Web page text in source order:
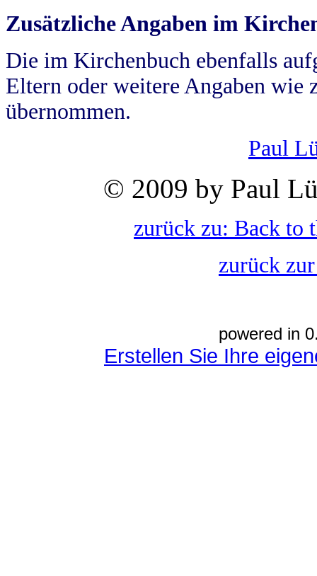
Zusätzliche Angaben im
Die im Kirchenbuch ebenfalls
Eltern oder weitere Angaben wie
übernommen.
Paul
© 2009 by Paul
zurück zu: Back to
zurück
powered in
Erstellen Sie Ihre